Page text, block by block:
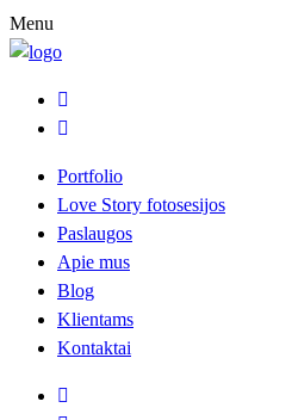
Menu
Portfolio
Love Story fotosesijos
Paslaugos
Apie mus
Blog
Klientams
Kontaktai